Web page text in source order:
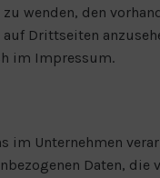
wenden, den
Drittseiten
im Impressum.
im Unternehmen
Daten, die